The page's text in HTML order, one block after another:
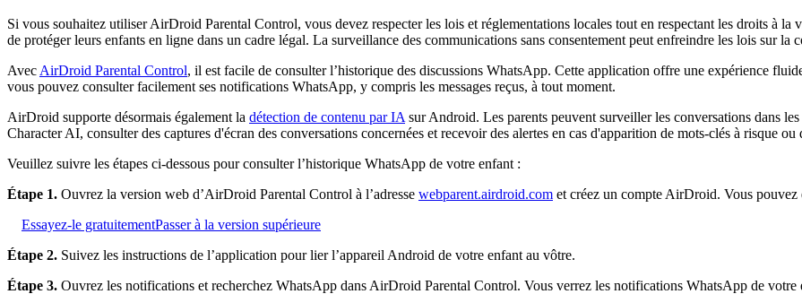
Si vous souhaitez utiliser AirDroid Parental Control, vous devez respecter les lois et réglementations locales tout en respectant les droits à
de protéger leurs enfants en ligne dans un cadre légal. La surveillance des communications sans consentement peut enfreindre les lois sur la
Avec AirDroid Parental Control, il est facile de consulter l’historique des discussions WhatsApp. Cette application offre une expérience
vous pouvez consulter facilement ses notifications WhatsApp, y compris les messages reçus, à tout moment.
AirDroid supporte désormais également la détection de contenu par IA sur Android. Les parents peuvent surveiller les conversations dans
Character AI, consulter des captures d'écran des conversations concernées et recevoir des alertes en cas d'apparition de mots-clés à risque ou
Veuillez suivre les étapes ci-dessous pour consulter l’historique WhatsApp de votre enfant :
Étape 1. Ouvrez la version web d’AirDroid Parental Control à l’adresse webparent.airdroid.com et créez un compte AirDroid. Vous pouvez
Essayez-le gratuitementPasser à la version supérieure
Étape 2. Suivez les instructions de l’application pour lier l’appareil Android de votre enfant au vôtre.
Étape 3. Ouvrez les notifications et recherchez WhatsApp dans AirDroid Parental Control. Vous verrez les notifications WhatsApp de votre